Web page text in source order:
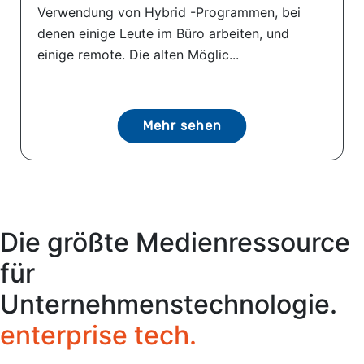
Verwendung von Hybrid -Programmen, bei
denen einige Leute im Büro arbeiten, und
einige remote. Die alten Möglic...
Mehr sehen
Die größte Medienressource
für
Unternehmenstechnologie.
enterprise tech.